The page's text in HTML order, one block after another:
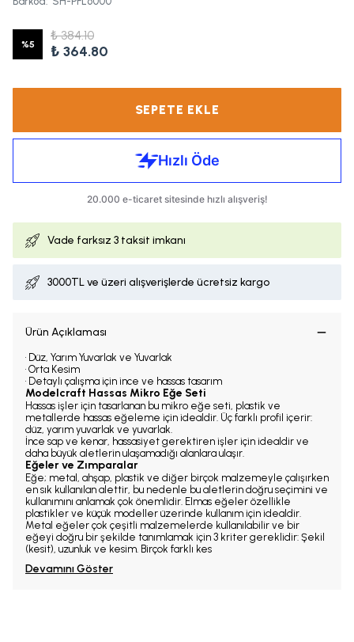
%5
₺ 384.10
₺ 364.80
SEPETE EKLE
Vade farksız 3 taksit imkanı
3000TL ve üzeri alışverişlerde ücretsiz kargo
Ürün Açıklaması
• Düz, Yarım Yuvarlak ve Yuvarlak
• Orta Kesim
• Detaylı çalışma için ince ve hassas tasarım
Modelcraft Hassas Mikro Eğe Seti
Hassas işler için tasarlanan bu mikro eğe seti, plastik ve
metallerde hassas eğeleme için idealdir. Üç farklı profil içerir:
düz, yarım yuvarlak ve yuvarlak.
İnce sap ve kenar, hassasiyet gerektiren işler için idealdir ve
daha büyük aletlerin ulaşamadığı alanlara ulaşır.
Eğeler ve Zımparalar
Eğe; metal, ahşap, plastik ve diğer birçok malzemeyle çalışırken
en sık kullanılan alettir, bu nedenle bu aletlerin doğru seçimini ve
kullanımını anlamak çok önemlidir. Elmas eğeler özellikle
plastikler ve küçük modeller üzerinde kullanım için idealdir.
Metal eğeler çok çeşitli malzemelerde kullanılabilir ve bir
eğeyi doğru bir şekilde tanımlamak için 3 kriter gereklidir: Şekil
(kesit), uzunluk ve kesim. Birçok farklı kes
Devamını Göster